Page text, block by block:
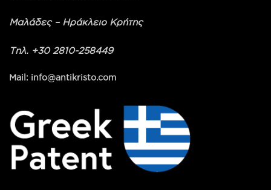
Μαλάδες – Ηράκλειο Κρήτης
Τηλ. +30 2810-258449
Mail: info@antikristo.com